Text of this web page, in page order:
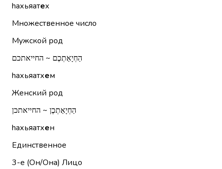
hахьяатех
Множественное число
Мужской род
הַחְיָאַתְכֶם ~ החייאתכם
hахьяатхем
Женский род
הַחְיָאַתְכֶן ~ החייאתכן
hахьяатхен
Единственное
3-е (Он/Она) Лицо